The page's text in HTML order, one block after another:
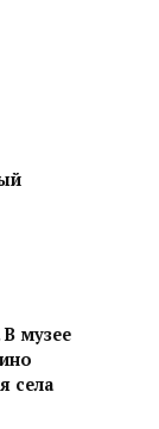
музее
села